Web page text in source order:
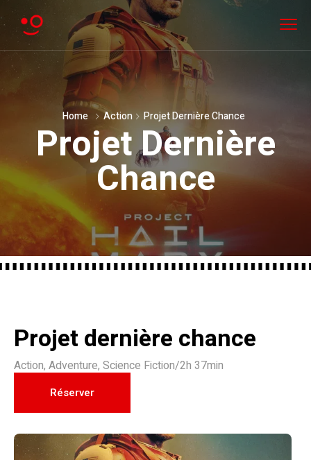
Home Action Projet Dernière Chance
Projet Dernière
Chance
Projet dernière chance
Action, Adventure, Science Fiction/2h 37min
Réserver